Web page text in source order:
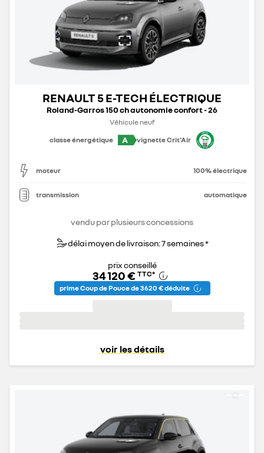
RENAULT 5 E-TECH ÉLECTRIQUE
Roland-Garros 150 ch autonomie confort - 26
Véhicule neuf
classe énergétique
A vignette Crit'Air
moteur 100% électrique
transmission automatique
vendu par plusieurs concessions
délai moyen de livraison: 7 semaines *
prix conseillé
34 120 € TTC*
prime Coup de Pouce de 3 620 € déduite
voir les détails